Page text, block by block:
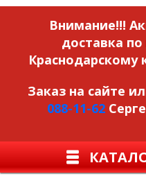
Внимание!!!
доставка
Краснодарскому
Заказ на сайте
088-11-62